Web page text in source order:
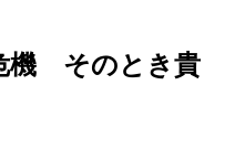
機 そのとき貴